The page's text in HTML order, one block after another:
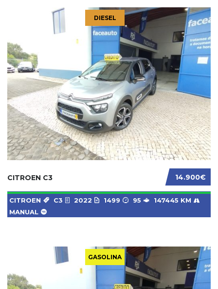
DIESEL
14.900€
CITROEN C3
CITROEN C3 2022 1499 95
147445 KM
MANUAL
GASOLINA